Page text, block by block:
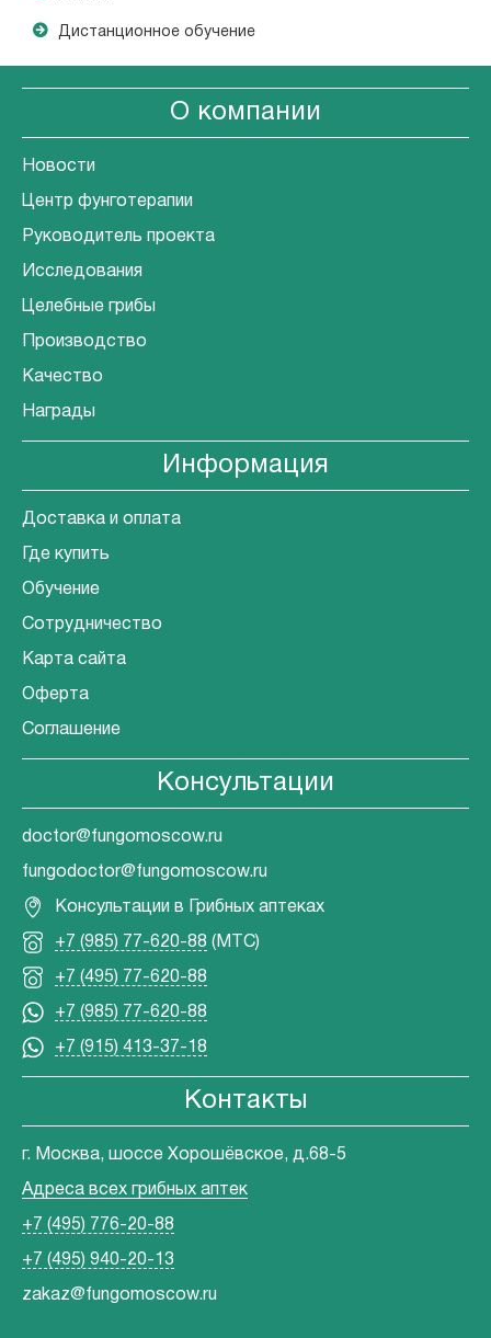
Дистанционное обучение
О компании
Новости
Центр фунготерапии
Руководитель проекта
Исследования
Целебные грибы
Производство
Качество
Награды
Информация
Доставка и оплата
Где купить
Обучение
Сотрудничество
Карта сайта
Оферта
Соглашение
Консультации
doctor@fungomoscow.ru
fungodoctor@fungomoscow.ru
Консультации в Грибных аптеках
+7 (985) 77-620-88 (МТС)
+7 (495) 77-620-88
+7 (985) 77-620-88
+7 (915) 413-37-18
Контакты
г. Москва, шоссе Хорошёвское, д.68-5
Адреса всех грибных аптек
+7 (495) 776-20-88
+7 (495) 940-20-13
zakaz@fungomoscow.ru